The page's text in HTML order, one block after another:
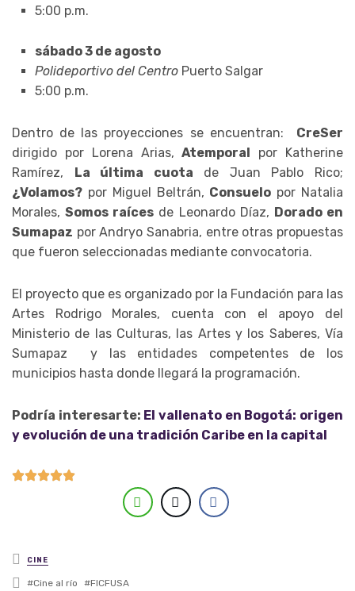
5:00 p.m.
sábado 3 de agosto
Polideportivo del Centro Puerto Salgar
5:00 p.m.
Dentro de las proyecciones se encuentran: CreSer
dirigido por Lorena Arias,Atemporal por Katherine
Ramírez, La última cuota de Juan Pablo Rico;
¿Volamos? por Miguel Beltrán, Consuelo por Natalia
Morales,Somos raíces de Leonardo Díaz, Dorado en
Sumapaz por Andryo Sanabria, entre otras propuestas
que fueron seleccionadas mediante convocatoria.
El proyecto que es organizado por la Fundación para las
Artes Rodrigo Morales, cuenta con el apoyo del
Ministerio de las Culturas, las Artes y los Saberes, Vía
Sumapaz y las entidades competentes de los
municipios hasta donde llegará la programación.
Podría interesarte: El vallenato en Bogotá: origen
y evolución de una tradición Caribe en la capital
Posted in
CINE
Tagged with
Cine al río FICFUSA